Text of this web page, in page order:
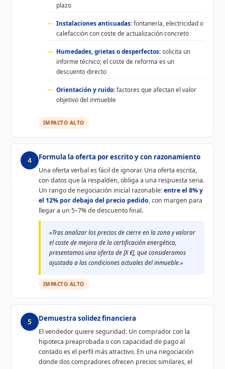
plazo
Instalaciones anticuadas:fontanería, electricidad o
calefacción con coste de actualización concreto
Humedades, grietas o desperfectos:solicita un
informe técnico; el coste de reforma es un
descuento directo
Orientación y ruido:factores que afectan el valor
objetivo del inmueble
IMPACTO ALTO
4 Formula la oferta por escrito y con razonamiento
Una oferta verbal es fácil de ignorar. Una oferta escrita,
con datos que la respalden, obliga a una respuesta seria.
Un rango de negociación inicial razonable:entre el 8% y
el 12% por debajo del precio pedido, con margen para
llegar a un 5–7% de descuento final.
«Tras analizar los precios de cierre en la zona y valorar
el coste de mejora de la certificación energética,
presentamos una oferta de [X €], que consideramos
ajustada a las condiciones actuales del inmueble.»
IMPACTO ALTO
5 Demuestra solidez financiera
El vendedor quiere seguridad. Un comprador con la
hipoteca preaprobada o con capacidad de pago al
contado es el perfil más atractivo. En una negociación
donde dos compradores ofrecen precios similares, el